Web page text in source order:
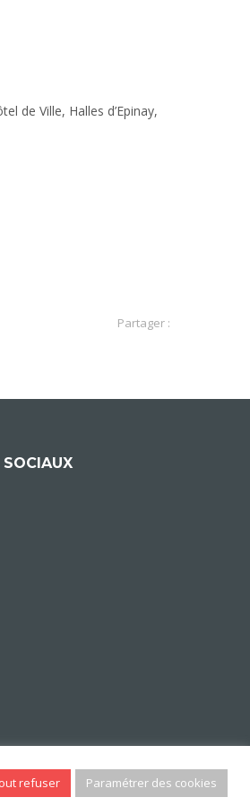
de Ville, Halles d’Epinay,
Partager :
SOCIAUX
CONTACT
refuser Paramétrer des cookies